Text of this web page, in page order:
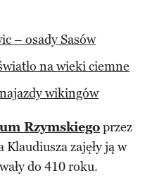
– osady Sasów
na wieki ciemne
wikingów
Rzymskiegoprzez
zajęły ją w
do 410 roku.